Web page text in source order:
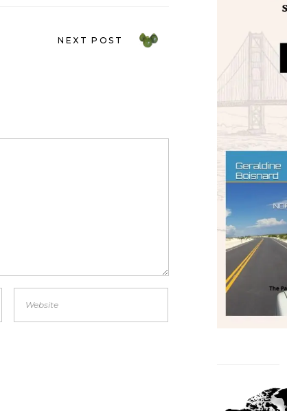
NEXT POST